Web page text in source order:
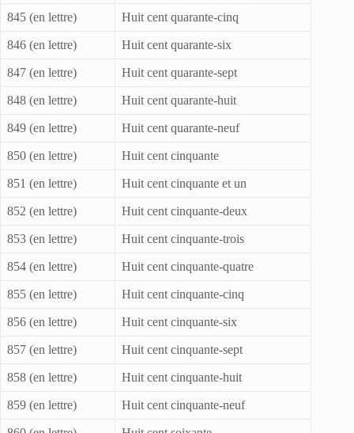
845 (en lettre) Huit cent quarante-cinq
846 (en lettre) Huit cent quarante-six
847 (en lettre) Huit cent quarante-sept
848 (en lettre) Huit cent quarante-huit
849 (en lettre) Huit cent quarante-neuf
850 (en lettre) Huit cent cinquante
851 (en lettre) Huit cent cinquante et un
852 (en lettre) Huit cent cinquante-deux
853 (en lettre) Huit cent cinquante-trois
854 (en lettre) Huit cent cinquante-quatre
855 (en lettre) Huit cent cinquante-cinq
856 (en lettre) Huit cent cinquante-six
857 (en lettre) Huit cent cinquante-sept
858 (en lettre) Huit cent cinquante-huit
859 (en lettre) Huit cent cinquante-neuf